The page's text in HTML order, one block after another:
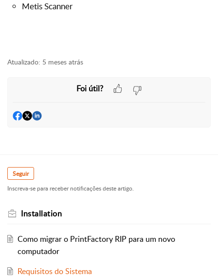
Metis Scanner
Atualizado: 5 meses atrás
Foi útil?
Seguir
Inscreva-se para receber notificações deste artigo.
Installation
Como migrar o PrintFactory RIP para um novo
computador
Requisitos do Sistema